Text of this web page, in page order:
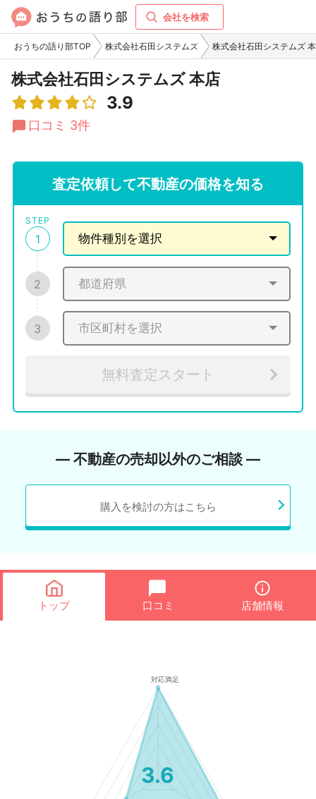
会社を検索
おうちの語り部TOP 株式会社石田システムズ 株式会社石田システムズ
株式会社石田システムズ 本店
3.9
口コミ 3件
査定依頼して不動産の価格を知る
STEP
1
2
3
無料査定スタート
― 不動産の売却以外のご相談 ―
購入を検討の方はこちら
トップ 口コミ 店舗情報
3.6